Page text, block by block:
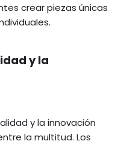
crear piezas únicas
y la
y la innovación
la multitud. Los